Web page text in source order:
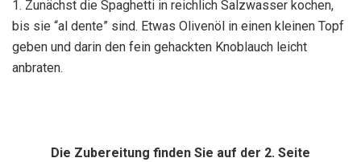
1. Zunächst die Spaghetti in reichlich Salzwasser kochen,
bis sie “al dente” sind. Etwas Olivenöl in einen kleinen Topf
geben und darin den fein gehackten Knoblauch leicht
anbraten.
Die Zubereitung finden Sie auf der 2. Seite